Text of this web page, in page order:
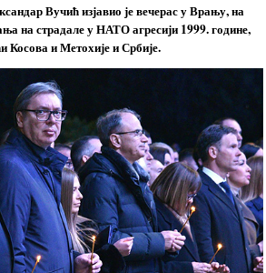
Вучић изјавио је вечерас у Врању, на
на страдале у НАТО агресији 1999. године,
Косова и Метохије и Србије.